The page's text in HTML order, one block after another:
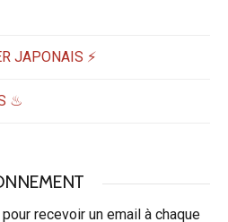
JAPONAIS ⚡
♨
recevoir un email à chaque